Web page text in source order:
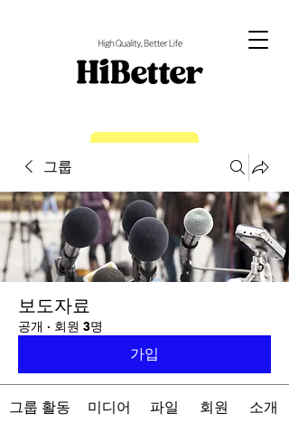
그룹
보도자료
공개 · 회원 3명
가입
그룹 활동 미디어 파일 회원 소개